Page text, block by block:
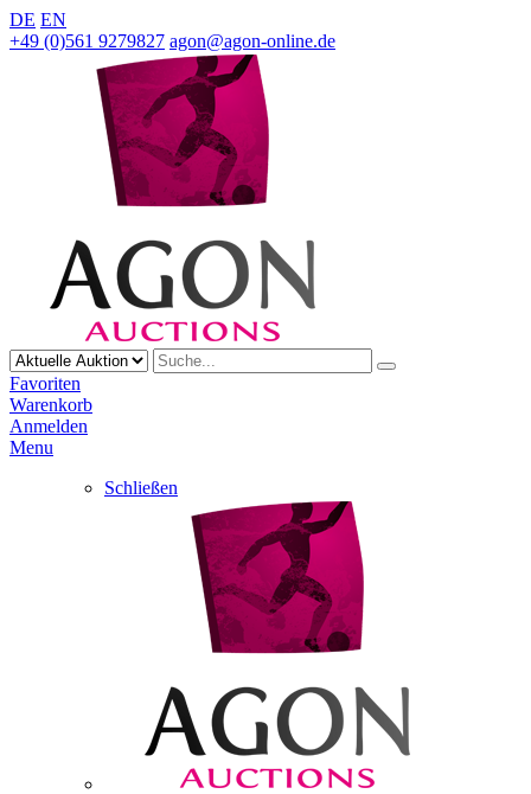
DE EN
+49 (0)561 9279827 agon@agon-online.de
Favoriten
Warenkorb
Anmelden
Menu
Schließen